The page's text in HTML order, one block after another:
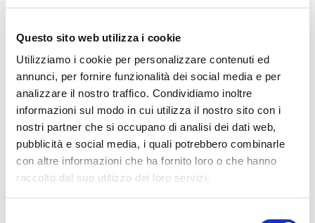
Questo sito web utilizza i cookie
Utilizziamo i cookie per personalizzare contenuti ed
annunci, per fornire funzionalità dei social media e per
analizzare il nostro traffico. Condividiamo inoltre
informazioni sul modo in cui utilizza il nostro sito con i
nostri partner che si occupano di analisi dei dati web,
pubblicità e social media, i quali potrebbero combinarle
con altre informazioni che ha fornito loro o che hanno
raccolto dal suo utilizzo dei loro servizi.
ACQUISTA PRODOTTO
JUVENTUS | EAU DE TOILETTE